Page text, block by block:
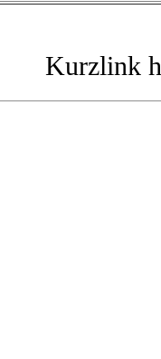
Kurzlink